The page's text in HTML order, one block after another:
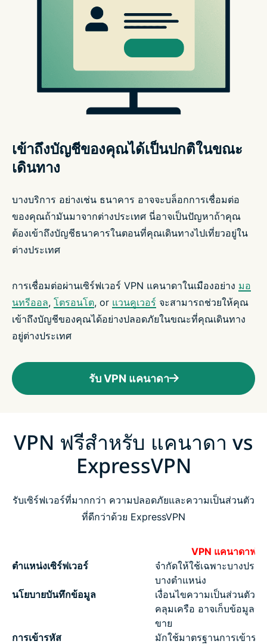
เข้าถึงบัญชีของคุณได้เป็นปกติในขณะ
เดินทาง
บางบริการ อย่างเช่น ธนาคาร อาจจะบล็อกการเชื่อมต่อ
ของคุณถ้ามันมาจากต่างประเทศ นี่อาจเป็นปัญหาถ้าคุณ
ต้องเข้าถึงบัญชีธนาคารในตอนที่คุณเดินทางไปเที่ยวอยู่ใน
ต่างประเทศ
การเชื่อมต่อผ่านเซิร์ฟเวอร์ VPN แคนาดาในเมืองอย่าง มอ
นทรีออล, โตรอนโต, or แวนคูเวอร์ จะสามารถช่วยให้คุณ
เข้าถึงบัญชีของคุณได้อย่างปลอดภัยในขณะที่คุณเดินทาง
อยู่ต่างประเทศ
รับ VPN แคนาดา
VPN ฟรีสำหรับ แคนาดา vs
ExpressVPN
รับเซิร์ฟเวอร์ที่มากกว่า ความปลอดภัยและความเป็นส่วนตัว
ที่ดีกว่าด้วย ExpressVPN
VPN แคนาดาฟรี
ตำแหน่งเซิร์ฟเวอร์
จำกัดให้ใช้เฉพาะบางประ
บางตำแหน่ง
นโยบายบันทึกข้อมูล
เงื่อนไขความเป็นส่วนตัวที่
คลุมเครือ อาจเก็บข้อมูลข
ขาย
การเข้ารหัส
มักใช้มาตรฐานการเข้ารหั